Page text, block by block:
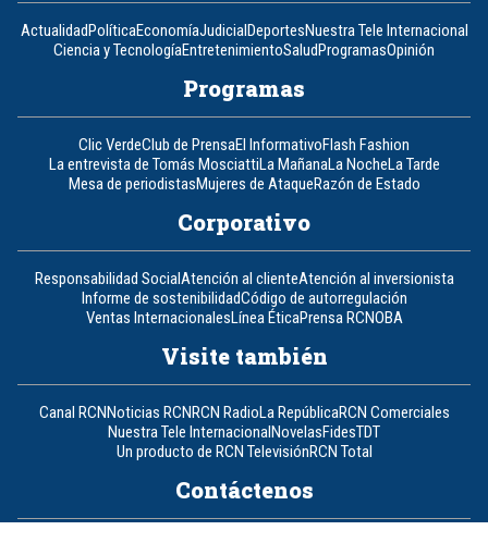
ActualidadPolíticaEconomíaJudicialDeportesNuestra Tele Internacional
Ciencia y TecnologíaEntretenimientoSaludProgramasOpinión
Programas
Clic VerdeClub de PrensaEl InformativoFlash Fashion
La entrevista de Tomás MosciattiLa MañanaLa NocheLa Tarde
Mesa de periodistasMujeres de AtaqueRazón de Estado
Corporativo
Responsabilidad SocialAtención al clienteAtención al inversionista
Informe de sostenibilidadCódigo de autorregulación
Ventas InternacionalesLínea ÉticaPrensa RCNOBA
Visite también
Canal RCNNoticias RCNRCN RadioLa RepúblicaRCN Comerciales
Nuestra Tele InternacionalNovelasFidesTDT
Un producto de RCN TelevisiónRCN Total
Contáctenos